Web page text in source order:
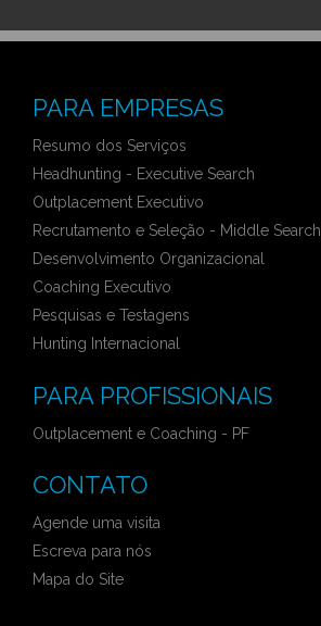
PARA EMPRESAS
Resumo dos Serviços
Headhunting - Executive Search
Outplacement Executivo
Recrutamento e Seleção - Middle Search
Desenvolvimento Organizacional
Coaching Executivo
Pesquisas e Testagens
Hunting Internacional
PARA PROFISSIONAIS
Outplacement e Coaching - PF
CONTATO
Agende uma visita
Escreva para nós
Mapa do Site